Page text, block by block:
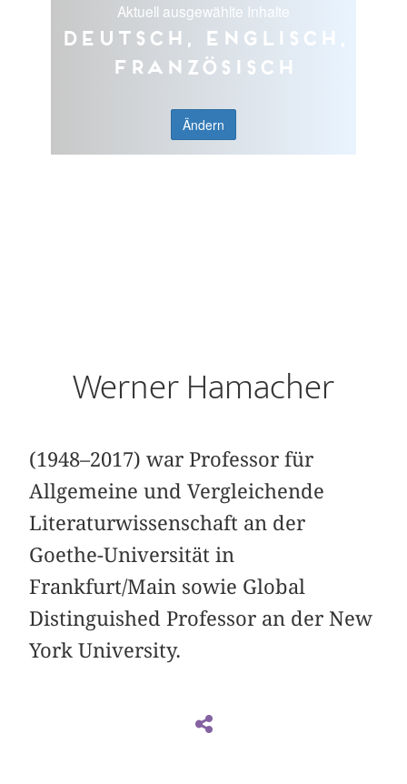
Aktuell ausgewählte Inhalte
Deutsch, Englisch,
Französisch
Ändern
Werner Hamacher
(1948–2017) war Professor für
Allgemeine und Vergleichende
Literaturwissenschaft an der
Goethe-Universität in
Frankfurt/Main sowie Global
Distinguished Professor an der New
York University.